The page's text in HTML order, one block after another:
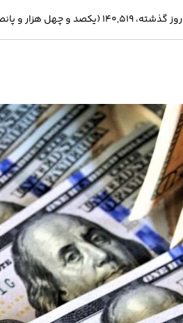
تومان نرخ‌گذاری شد.